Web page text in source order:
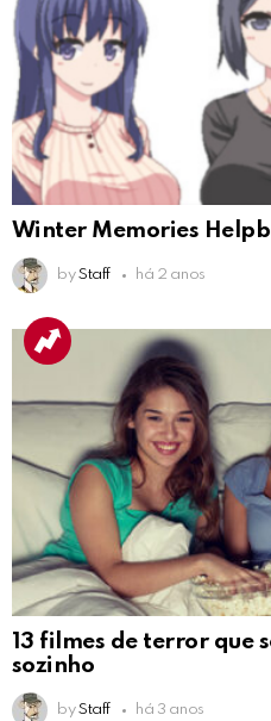
Winter Memories
by Staff há 2 anos
13 filmes de terror que
sozinho
by Staff há 3 anos